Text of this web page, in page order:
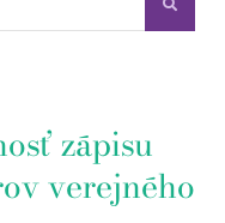
zápisu
verejného